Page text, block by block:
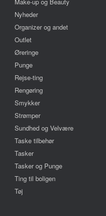
Nyheder
Organizer og andet
Outlet
Øreringe
Punge
Rejse-ting
Rengøring
Smykker
Strømper
Sundhed og Velvære
Taske tilbehør
Tasker
Tasker og Punge
Ting til boligen
Tøj